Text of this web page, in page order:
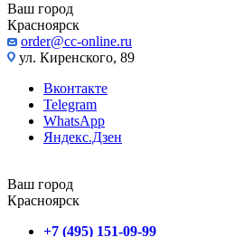
Ваш город
Красноярск
order@cc-online.ru
ул. Киренского, 89
Вконтакте
Telegram
WhatsApp
Яндекс.Дзен
Ваш город
Красноярск
+7 (495) 151-09-99